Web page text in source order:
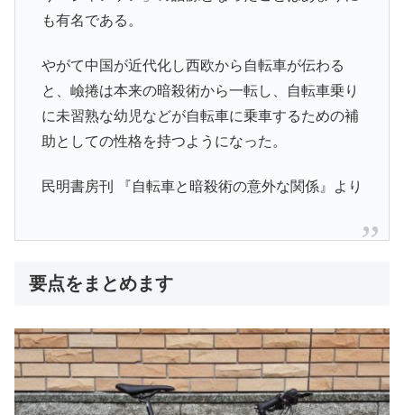
も有名である。
やがて中国が近代化し西欧から自転車が伝わる
と、嶮捲は本来の暗殺術から一転し、自転車乗り
に未習熟な幼児などが自転車に乗車するための補
助としての性格を持つようになった。
民明書房刊 『自転車と暗殺術の意外な関係』より
要点をまとめます